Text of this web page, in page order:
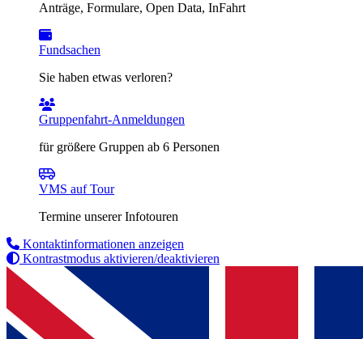
Anträge, Formulare, Open Data, InFahrt
Fundsachen
Sie haben etwas verloren?
Gruppenfahrt-Anmeldungen
für größere Gruppen ab 6 Personen
VMS auf Tour
Termine unserer Infotouren
Kontaktinformationen anzeigen
Kontrastmodus aktivieren/deaktivieren